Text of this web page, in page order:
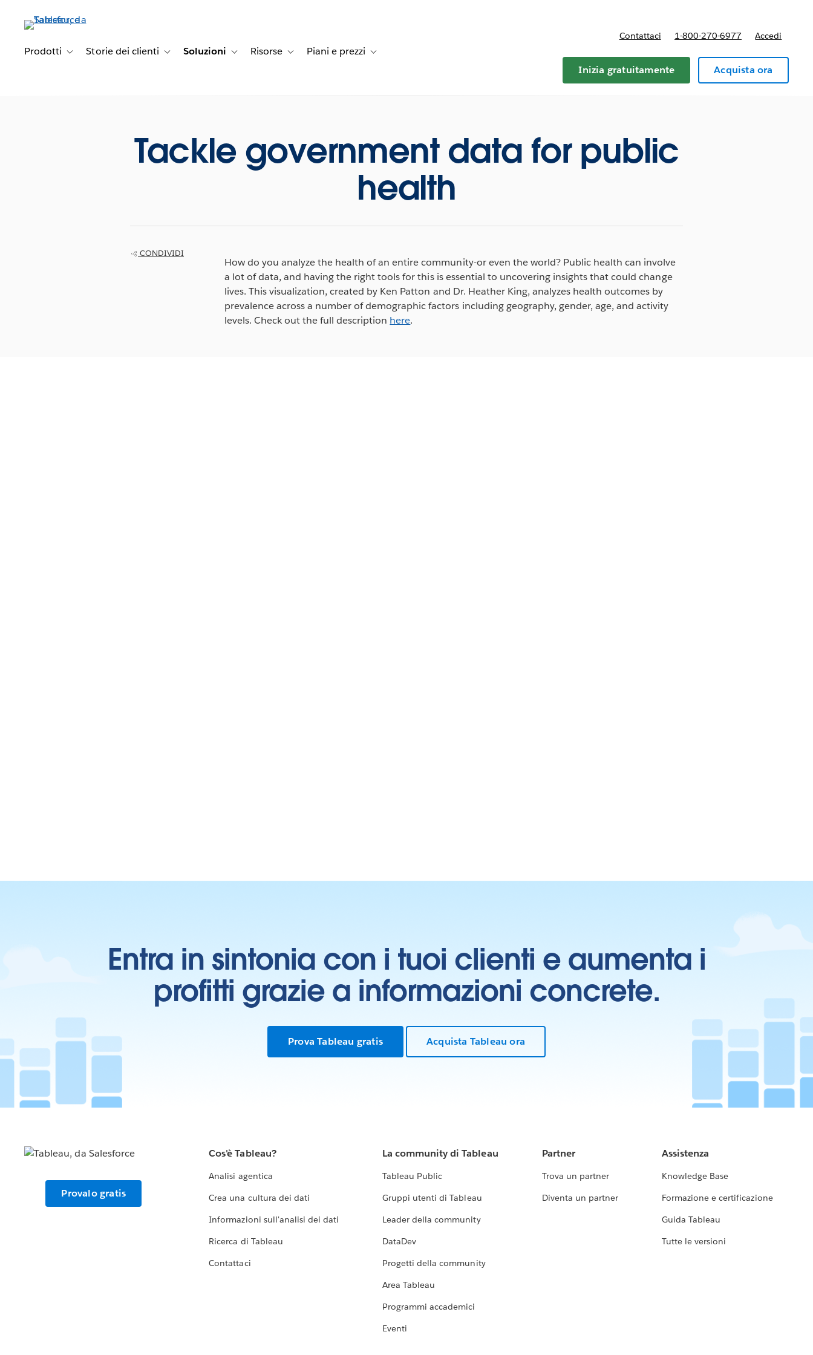
principale
Prodotti Toggle sub-navigation for Prodotti
Storie dei clienti Toggle sub-navigation for Storie dei clienti
Soluzioni Toggle sub-navigation for Soluzioni
Risorse Toggle sub-navigation for Risorse
Piani e prezzi Toggle sub-navigation for Piani e prezzi
Contattaci 1-800-270-6977 Accedi
Inizia gratuitamente Acquista ora
Tackle government data for public
health
CONDIVIDI
How do you analyze the health of an entire community-or even the world? Public health can involve
a lot of data, and having the right tools for this is essential to uncovering insights that could change
lives. This visualization, created by Ken Patton and Dr. Heather King, analyzes health outcomes by
prevalence across a number of demographic factors including geography, gender, age, and activity
levels. Check out the full description here.
Entra in sintonia con i tuoi clienti e aumenta i
profitti grazie a informazioni concrete.
Prova Tableau gratis Acquista Tableau ora
Provalo gratis
Cos'è Tableau?
Analisi agentica
Crea una cultura dei dati
Informazioni sull'analisi dei dati
Ricerca di Tableau
Contattaci
La community di Tableau
Tableau Public
Gruppi utenti di Tableau
Leader della community
DataDev
Progetti della community
Area Tableau
Programmi accademici
Eventi
Partner
Trova un partner
Diventa un partner
Assistenza
Knowledge Base
Formazione e certificazione
Guida Tableau
Tutte le versioni